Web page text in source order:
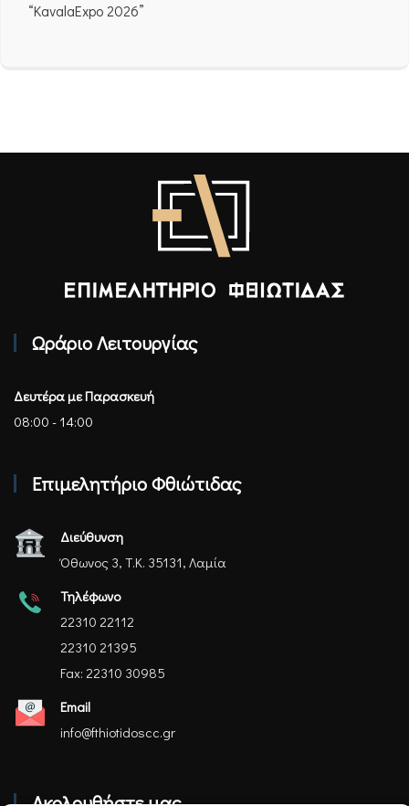
“KavalaExpo 2026”
Ωράριο Λειτουργίας
Δευτέρα με Παρασκευή
08:00 - 14:00
Επιμελητήριο Φθιώτιδας
Διεύθυνση
Όθωνος 3, Τ.Κ. 35131, Λαμία
Τηλέφωνο
22310 22112
22310 21395
Fax: 22310 30985
Email
info@fthiotidoscc.gr